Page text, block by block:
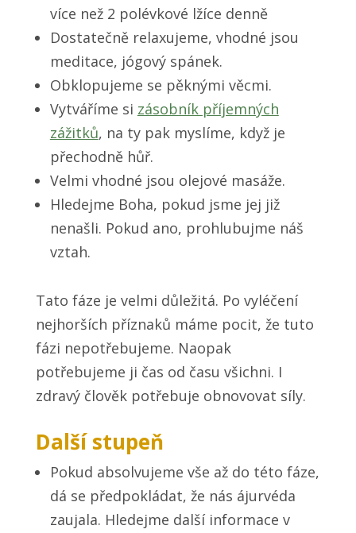
více než 2 polévkové lžíce denně
Dostatečně relaxujeme, vhodné jsou
meditace, jógový spánek.
Obklopujeme se pěknými věcmi.
Vytváříme si zásobník příjemných
zážitků, na ty pak myslíme, když je
přechodně hůř.
Velmi vhodné jsou olejové masáže.
Hledejme Boha, pokud jsme jej již
nenašli. Pokud ano, prohlubujme náš
vztah.
Tato fáze je velmi důležitá. Po vyléčení
nejhorších příznaků máme pocit, že tuto
fázi nepotřebujeme. Naopak
potřebujeme ji čas od času všichni. I
zdravý člověk potřebuje obnovovat síly.
Další stupeň
Pokud absolvujeme vše až do této fáze,
dá se předpokládat, že nás ájurvéda
zaujala. Hledejme další informace v